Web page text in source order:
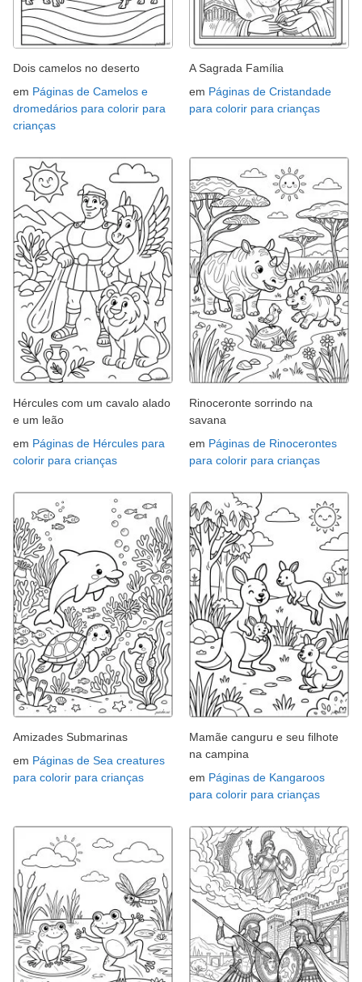
Dois camelos no deserto
em Páginas de Camelos e
dromedários para colorir para
crianças
A Sagrada Família
em Páginas de Cristandade
para colorir para crianças
Hércules com um cavalo alado
e um leão
em Páginas de Hércules para
colorir para crianças
Rinoceronte sorrindo na
savana
em Páginas de Rinocerontes
para colorir para crianças
Amizades Submarinas
em Páginas de Sea creatures
para colorir para crianças
Mamãe canguru e seu filhote
na campina
em Páginas de Kangaroos
para colorir para crianças